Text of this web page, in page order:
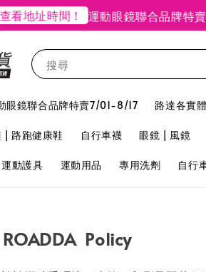
地址時間！ 運動眼鏡聯合品牌特賣
搜尋
眼鏡聯合品牌特賣7/01-8/17 路達各實
| 路跑健康鞋 自行車襪 眼鏡 | 風鏡
運動護具 運動用品 專用洗劑 自行
Policy